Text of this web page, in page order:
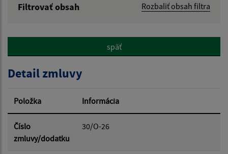
Filtrovať obsah
Rozbaliť obsah filtra
Hľadať v:
Dátum od:
späť
Detail zmluvy
Položka Informácia
Číslo
zmluvy/dodatku
30/O-26